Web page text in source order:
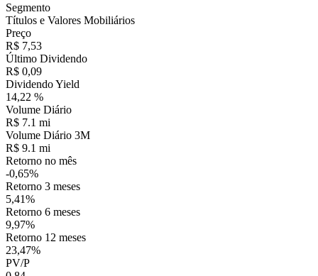
Segmento
Títulos e Valores Mobiliários
Preço
R$ 7,53
Último Dividendo
R$ 0,09
Dividendo Yield
14,22 %
Volume Diário
R$ 7.1 mi
Volume Diário 3M
R$ 9.1 mi
Retorno no mês
-0,65%
Retorno 3 meses
5,41%
Retorno 6 meses
9,97%
Retorno 12 meses
23,47%
PV/P